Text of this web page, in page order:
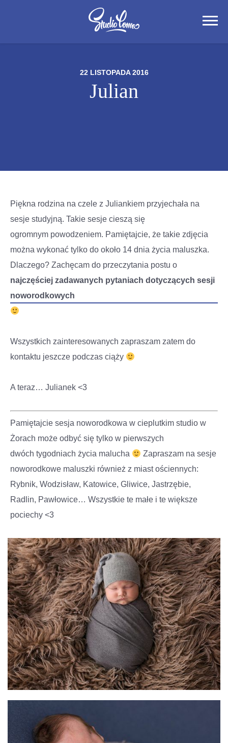
22 LISTOPADA 2016
Julian
Piękna rodzina na czele z Juliankiem przyjechała na
sesje studyjną. Takie sesje cieszą się
ogromnym powodzeniem. Pamiętajcie, że takie zdjęcia
można wykonać tylko do około 14 dnia życia maluszka.
Dlaczego? Zachęcam do przeczytania postu o
najczęściej zadawanych pytaniach dotyczących sesji
noworodkowych
Wszystkich zainteresowanych zapraszam zatem do
kontaktu jeszcze podczas ciąży
A teraz… Julianek <3
Pamiętajcie sesja noworodkowa w cieplutkim studio w
Żorach może odbyć się tylko w pierwszych
dwóch tygodniach życia malucha
Zapraszam na sesje
noworodkowe maluszki również z miast ościennych:
Rybnik, Wodzisław, Katowice, Gliwice, Jastrzębie,
Radlin, Pawłowice… Wszystkie te małe i te większe
pociechy <3